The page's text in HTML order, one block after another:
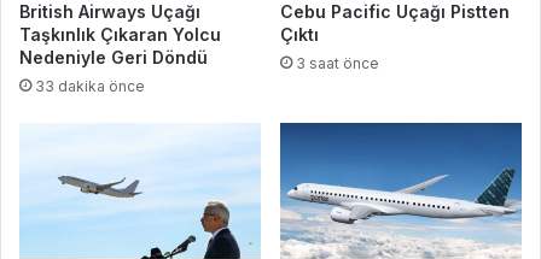
British Airways Uçağı
Taşkınlık Çıkaran Yolcu
Nedeniyle Geri Döndü
33 dakika önce
Cebu Pacific Uçağı Pistten
Çıktı
3 saat önce